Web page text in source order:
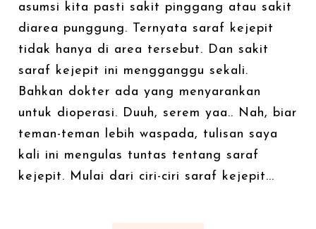
asumsi kita pasti sakit pinggang atau sakit
diarea punggung. Ternyata saraf kejepit
tidak hanya di area tersebut. Dan sakit
saraf kejepit ini mengganggu sekali.
Bahkan dokter ada yang menyarankan
untuk dioperasi. Duuh, serem yaa.. Nah, biar
teman-teman lebih waspada, tulisan saya
kali ini mengulas tuntas tentang saraf
kejepit. Mulai dari ciri-ciri saraf kejepit...